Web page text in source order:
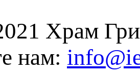
Храм
нам: